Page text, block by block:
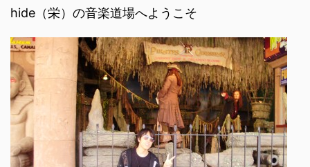
hide（栄）の音楽道場へようこそ